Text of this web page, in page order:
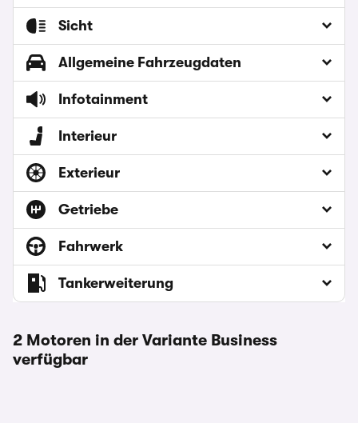
Sicht
Allgemeine Fahrzeugdaten
Infotainment
Interieur
Exterieur
Getriebe
Fahrwerk
Tankerweiterung
2 Motoren in der Variante Business
verfügbar